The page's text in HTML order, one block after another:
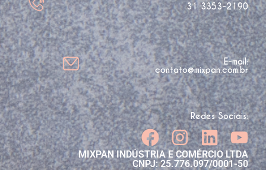
31 3353-2190
E-mail:
contato@mixpan.com.br
Redes Sociais:
MIXPAN INDÚSTRIA E COMÉRCIO LTDA
CNPJ: 25.776.097/0001-50